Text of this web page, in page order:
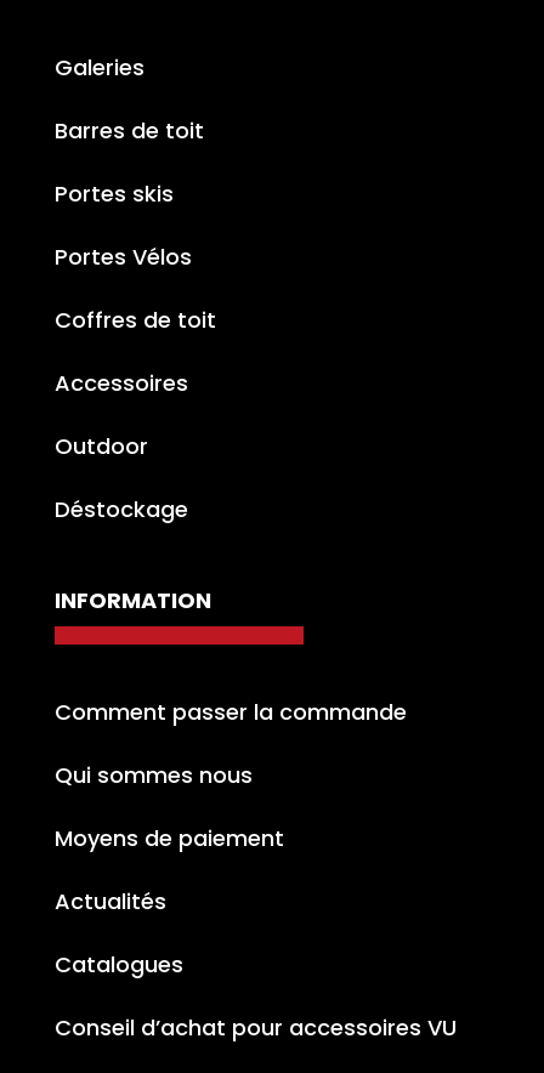
Galeries
Barres de toit
Portes skis
Portes Vélos
Coffres de toit
Accessoires
Outdoor
Déstockage
INFORMATION
Comment passer la commande
Qui sommes nous
Moyens de paiement
Actualités
Catalogues
Conseil d’achat pour accessoires VU